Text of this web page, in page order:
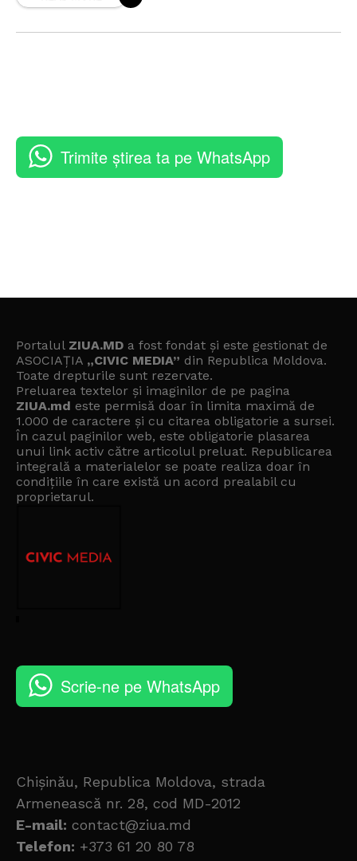
Trimite știrea ta pe WhatsApp
Portalul ZIUA.MD a fost fondat și este gestionat de
ASOCIAȚIA „CIVIC MEDIA” din Republica Moldova.
Toate drepturile sunt rezervate.
Preluarea textelor și imaginilor de pe pagina
ZIUA.md este permisă doar în limita maximă de
1.000 de caractere și cu citarea obligatorie a sursei.
În cazul paginilor web, este obligatorie plasarea
unui link activ către articolul preluat. Republicarea
integrală a materialelor se poate realiza doar în
condițiile în care există un acord prealabil cu
proprietarul.
Scrie-ne pe WhatsApp
Chișinău, Republica Moldova, strada
Armenească nr. 28, cod MD-2012
E-mail: contact@ziua.md
Telefon: +373 61 20 80 78